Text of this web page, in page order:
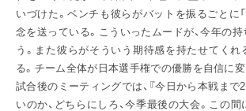
いづけた。ベンチも彼らがバットを振るごとに「
念を送っている。こういったムードが、今年の
う。また彼らがそういう期待感を持たせてくれ
る。チーム全体が日本選手権での優勝を自信に変
試合後のミーティングでは、『今日から本戦まで
いのか、どちらにしろ、今季最後の大会。この